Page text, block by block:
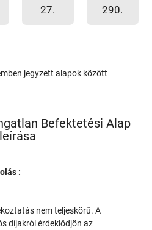
27. 290.
jegyzett alapok között
Befektetési Alap
:
nem teljeskörű. A
díjakról érdeklődjön az